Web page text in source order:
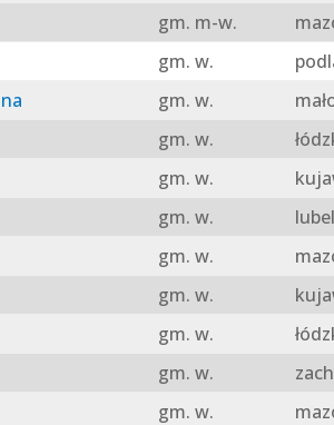
gm. m-w.
gm. w.
gm. w.
gm. w.
gm. w.
gm. w.
gm. w.
gm. w.
gm. w.
gm. w.
gm. w.